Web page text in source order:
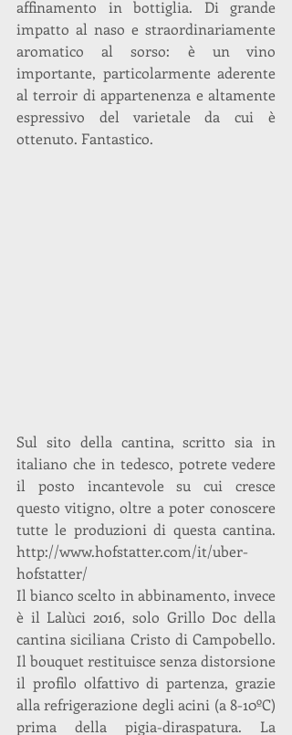
affinamento in bottiglia. Di grande
impatto al naso e straordinariamente
aromatico al sorso: è un vino
importante, particolarmente aderente
al terroir di appartenenza e altamente
espressivo del varietale da cui è
ottenuto. Fantastico.
Sul sito della cantina, scritto sia in
italiano che in tedesco, potrete vedere
il posto incantevole su cui cresce
questo vitigno, oltre a poter conoscere
tutte le produzioni di questa cantina.
http://www.hofstatter.com/it/uber-
hofstatter/
Il bianco scelto in abbinamento, invece
è il Lalùci 2016, solo Grillo Doc della
cantina siciliana Cristo di Campobello.
Il bouquet restituisce senza distorsione
il profilo olfattivo di partenza, grazie
alla refrigerazione degli acini (a 8-10ºC)
prima della pigia-diraspatura. La